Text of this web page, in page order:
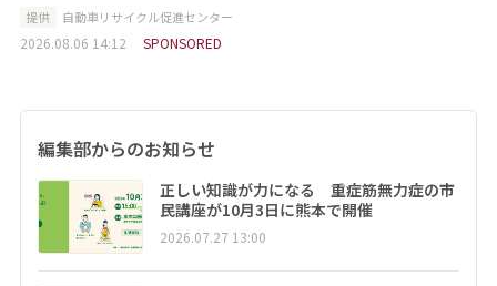
提供 自動車リサイクル促進センター
2026.08.06 14:12 SPONSORED
編集部からのお知らせ
正しい知識が力になる 重症筋無力症の市
民講座が10月3日に熊本で開催
2026.07.27 13:00